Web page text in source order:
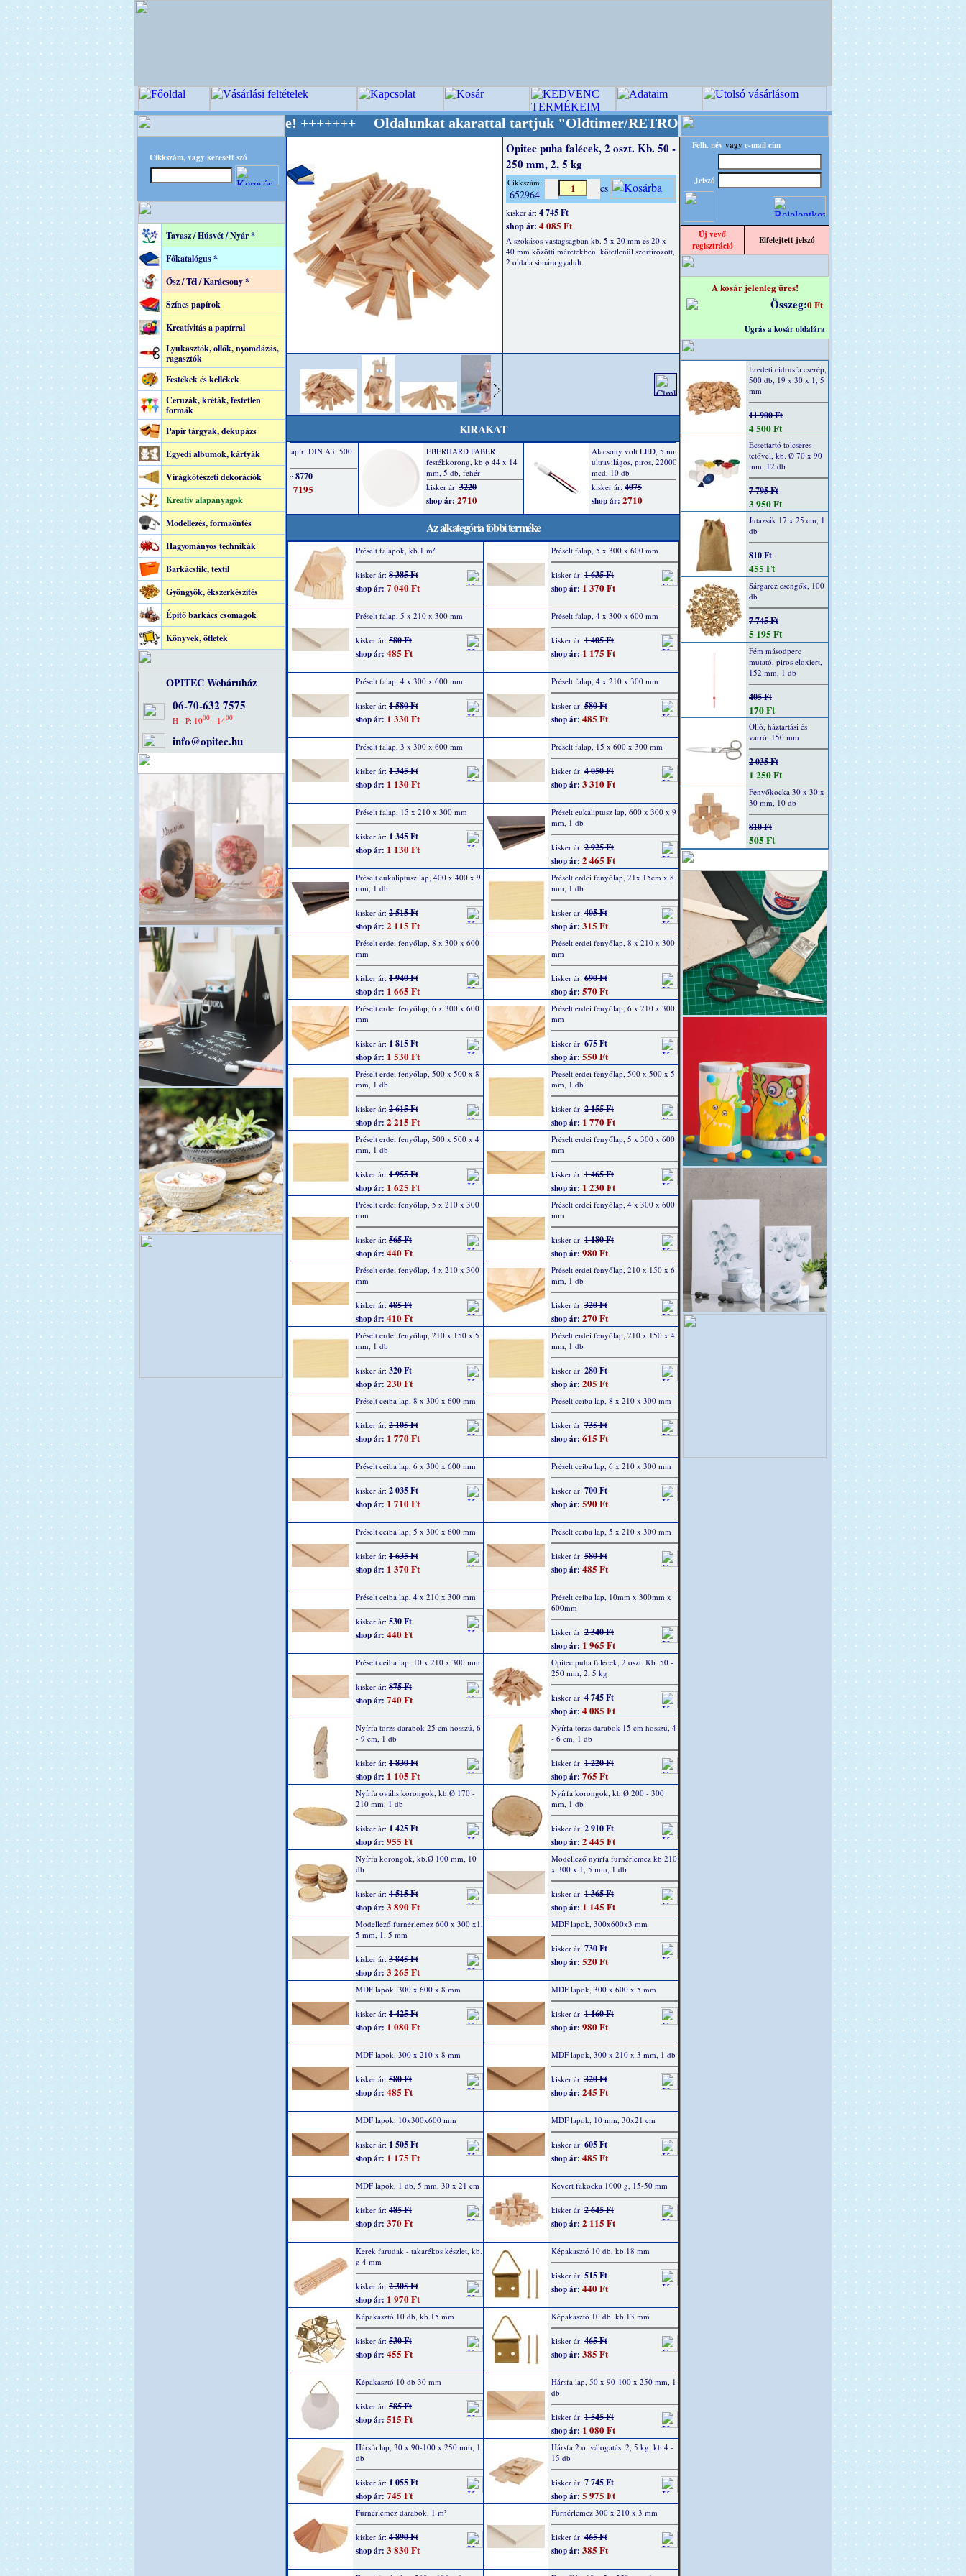
Cikkszám, vagy keresett szó
Tavasz / Húsvét / Nyár *
Főkatalógus *
Ősz / Tél / Karácsony *
Színes papírok
Kreatívitás a papírral
Lyukasztók, ollók, nyomdázás,
ragasztók
Festékek és kellékek
Ceruzák, kréták, festetlen
formák
Papír tárgyak, dekupázs
Egyedi albumok, kártyák
Virágkötészeti dekorációk
Kreatív alapanyagok
Modellezés, formaöntés
Hagyományos technikák
Barkácsfilc, textil
Gyöngyök, ékszerkészítés
Építő barkács csomagok
Könyvek, ötletek
OPITEC Webáruház
06-70-632 7575
H - P: 1000- 1400
info@opitec.hu
OPITEC - A Kreatív Világ Mestere! +++++++ Oldalunkat akarattal tartjuk "Oldtimer/RETRO" designba!
+++++++ OPITEC - A Kreatív Világ
Opitec puha falécek, 2 oszt. Kb. 50 -
250 mm, 2, 5 kg
Cikkszám:
652964 cs
kisker ár: 4 745 Ft
shop ár: 4 085 Ft
A szokásos vastagságban kb. 5 x 20 mm és 20 x
40 mm közötti méretekben, kötetlenül szortírozott,
2 oldala simára gyalult.
KIRAKAT
Az alkategória többi terméke
Préselt falapok, kb.1 m²
kisker ár: 8 385 Ft
shop ár: 7 040 Ft
Préselt falap, 5 x 300 x 600 mm
kisker ár: 1 635 Ft
shop ár: 1 370 Ft
Préselt falap, 5 x 210 x 300 mm
kisker ár: 580 Ft
shop ár: 485 Ft
Préselt falap, 4 x 300 x 600 mm
kisker ár: 1 405 Ft
shop ár: 1 175 Ft
Préselt falap, 4 x 300 x 600 mm
kisker ár: 1 580 Ft
shop ár: 1 330 Ft
Préselt falap, 4 x 210 x 300 mm
kisker ár: 580 Ft
shop ár: 485 Ft
Préselt falap, 3 x 300 x 600 mm
kisker ár: 1 345 Ft
shop ár: 1 130 Ft
Préselt falap, 15 x 600 x 300 mm
kisker ár: 4 050 Ft
shop ár: 3 310 Ft
Préselt falap, 15 x 210 x 300 mm
kisker ár: 1 345 Ft
shop ár: 1 130 Ft
Préselt eukaliptusz lap, 600 x 300 x 9
mm, 1 db
kisker ár: 2 925 Ft
shop ár: 2 465 Ft
Préselt eukaliptusz lap, 400 x 400 x 9
mm, 1 db
kisker ár: 2 515 Ft
shop ár: 2 115 Ft
Préselt erdei fenyőlap, 21x 15cm x 8
mm, 1 db
kisker ár: 405 Ft
shop ár: 315 Ft
Préselt erdei fenyőlap, 8 x 300 x 600
mm
kisker ár: 1 940 Ft
shop ár: 1 665 Ft
Préselt erdei fenyőlap, 8 x 210 x 300
mm
kisker ár: 690 Ft
shop ár: 570 Ft
Préselt erdei fenyőlap, 6 x 300 x 600
mm
kisker ár: 1 815 Ft
shop ár: 1 530 Ft
Préselt erdei fenyőlap, 6 x 210 x 300
mm
kisker ár: 675 Ft
shop ár: 550 Ft
Préselt erdei fenyőlap, 500 x 500 x 8
mm, 1 db
kisker ár: 2 615 Ft
shop ár: 2 215 Ft
Préselt erdei fenyőlap, 500 x 500 x 5
mm, 1 db
kisker ár: 2 155 Ft
shop ár: 1 770 Ft
Préselt erdei fenyőlap, 500 x 500 x 4
mm, 1 db
kisker ár: 1 955 Ft
shop ár: 1 625 Ft
Préselt erdei fenyőlap, 5 x 300 x 600
mm
kisker ár: 1 465 Ft
shop ár: 1 230 Ft
Préselt erdei fenyőlap, 5 x 210 x 300
mm
kisker ár: 565 Ft
shop ár: 440 Ft
Préselt erdei fenyőlap, 4 x 300 x 600
mm
kisker ár: 1 180 Ft
shop ár: 980 Ft
Préselt erdei fenyőlap, 4 x 210 x 300
mm
kisker ár: 485 Ft
shop ár: 410 Ft
Préselt erdei fenyőlap, 210 x 150 x 6
mm, 1 db
kisker ár: 320 Ft
shop ár: 270 Ft
Préselt erdei fenyőlap, 210 x 150 x 5
mm, 1 db
kisker ár: 320 Ft
shop ár: 230 Ft
Préselt erdei fenyőlap, 210 x 150 x 4
mm, 1 db
kisker ár: 280 Ft
shop ár: 205 Ft
Préselt ceiba lap, 8 x 300 x 600 mm
kisker ár: 2 105 Ft
shop ár: 1 770 Ft
Préselt ceiba lap, 8 x 210 x 300 mm
kisker ár: 735 Ft
shop ár: 615 Ft
Préselt ceiba lap, 6 x 300 x 600 mm
kisker ár: 2 035 Ft
shop ár: 1 710 Ft
Préselt ceiba lap, 6 x 210 x 300 mm
kisker ár: 700 Ft
shop ár: 590 Ft
Préselt ceiba lap, 5 x 300 x 600 mm
kisker ár: 1 635 Ft
shop ár: 1 370 Ft
Préselt ceiba lap, 5 x 210 x 300 mm
kisker ár: 580 Ft
shop ár: 485 Ft
Préselt ceiba lap, 4 x 210 x 300 mm
kisker ár: 530 Ft
shop ár: 440 Ft
Préselt ceiba lap, 10mm x 300mm x
600mm
kisker ár: 2 340 Ft
shop ár: 1 965 Ft
Préselt ceiba lap, 10 x 210 x 300 mm
kisker ár: 875 Ft
shop ár: 740 Ft
Opitec puha falécek, 2 oszt. Kb. 50 -
250 mm, 2, 5 kg
kisker ár: 4 745 Ft
shop ár: 4 085 Ft
Nyírfa törzs darabok 25 cm hosszú, 6
- 9 cm, 1 db
kisker ár: 1 830 Ft
shop ár: 1 105 Ft
Nyírfa törzs darabok 15 cm hosszú, 4
- 6 cm, 1 db
kisker ár: 1 220 Ft
shop ár: 765 Ft
Nyírfa ovális korongok, kb.Ø 170 -
210 mm, 1 db
kisker ár: 1 425 Ft
shop ár: 955 Ft
Nyírfa korongok, kb.Ø 200 - 300
mm, 1 db
kisker ár: 2 910 Ft
shop ár: 2 445 Ft
Nyírfa korongok, kb.Ø 100 mm, 10
db
kisker ár: 4 515 Ft
shop ár: 3 890 Ft
Modellező nyírfa furnérlemez kb.210
x 300 x 1, 5 mm, 1 db
kisker ár: 1 365 Ft
shop ár: 1 145 Ft
Modellező furnérlemez 600 x 300 x1,
5 mm, 1, 5 mm
kisker ár: 3 845 Ft
shop ár: 3 265 Ft
MDF lapok, 300x600x3 mm
kisker ár: 730 Ft
shop ár: 520 Ft
MDF lapok, 300 x 600 x 8 mm
kisker ár: 1 425 Ft
shop ár: 1 080 Ft
MDF lapok, 300 x 600 x 5 mm
kisker ár: 1 160 Ft
shop ár: 980 Ft
MDF lapok, 300 x 210 x 8 mm
kisker ár: 580 Ft
shop ár: 485 Ft
MDF lapok, 300 x 210 x 3 mm, 1 db
kisker ár: 320 Ft
shop ár: 245 Ft
MDF lapok, 10x300x600 mm
kisker ár: 1 505 Ft
shop ár: 1 175 Ft
MDF lapok, 10 mm, 30x21 cm
kisker ár: 605 Ft
shop ár: 485 Ft
MDF lapok, 1 db, 5 mm, 30 x 21 cm
kisker ár: 485 Ft
shop ár: 370 Ft
Kevert fakocka 1000 g, 15-50 mm
kisker ár: 2 645 Ft
shop ár: 2 115 Ft
Kerek farudak - takarékos készlet, kb.
ø 4 mm
kisker ár: 2 305 Ft
shop ár: 1 970 Ft
Képakasztó 10 db, kb.18 mm
kisker ár: 515 Ft
shop ár: 440 Ft
Képakasztó 10 db, kb.15 mm
kisker ár: 530 Ft
shop ár: 455 Ft
Képakasztó 10 db, kb.13 mm
kisker ár: 465 Ft
shop ár: 385 Ft
Képakasztó 10 db 30 mm
kisker ár: 585 Ft
shop ár: 515 Ft
Hársfa lap, 50 x 90-100 x 250 mm, 1
db
kisker ár: 1 545 Ft
shop ár: 1 080 Ft
Hársfa lap, 30 x 90-100 x 250 mm, 1
db
kisker ár: 1 055 Ft
shop ár: 745 Ft
Hársfa 2.o. válogatás, 2, 5 kg, kb.4 -
15 db
kisker ár: 7 745 Ft
shop ár: 5 975 Ft
Furnérlemez darabok, 1 m²
kisker ár: 4 890 Ft
shop ár: 3 830 Ft
Furnérlemez 300 x 210 x 3 mm
kisker ár: 465 Ft
shop ár: 385 Ft
Felh. név vagy e-mail cím
Jelszó
Új vevő
regisztráció
Elfelejtett jelszó
A kosár jelenleg üres!
Összeg:0 Ft
Ugrás a kosár oldalára
Eredeti cidrusfa cserép,
500 db, 19 x 30 x 1, 5
mm
11 900 Ft
4 500 Ft
Ecsettartó tölcséres
tetővel, kb. Ø 70 x 90
mm, 12 db
7 795 Ft
3 950 Ft
Jutazsák 17 x 25 cm, 1
db
810 Ft
455 Ft
Sárgaréz csengők, 100
db
7 745 Ft
5 195 Ft
Fém másodperc
mutató, piros eloxiert,
152 mm, 1 db
405 Ft
170 Ft
Olló, háztartási és
varró, 150 mm
2 035 Ft
1 250 Ft
Fenyőkocka 30 x 30 x
30 mm, 10 db
810 Ft
505 Ft